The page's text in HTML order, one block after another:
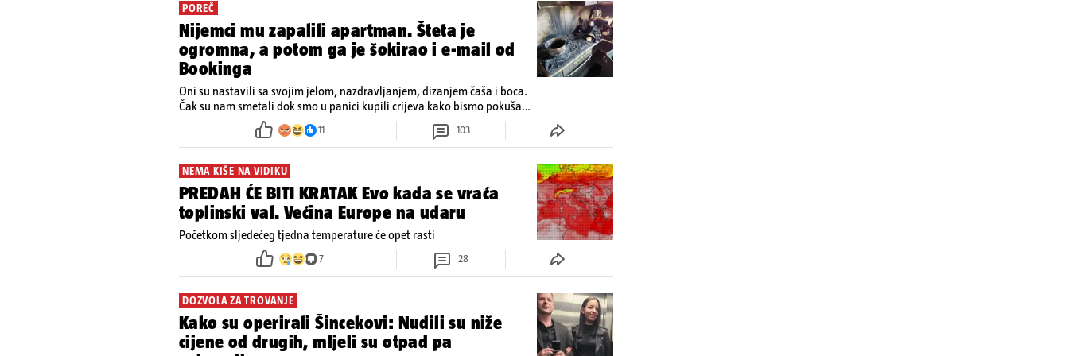
POREČ
Nijemci mu zapalili apartman. Šteta je
ogromna, a potom ga je šokirao i e-mail od
Bookinga
Oni su nastavili sa svojim jelom, nazdravljanjem, dizanjem čaša i boca.
Čak su nam smetali dok smo u panici kupili crijeva kako bismo pokušali
ugasiti požar, rekao je vlasnik
11 103
NEMA KIŠE NA VIDIKU
PREDAH ĆE BITI KRATAK Evo kada se vraća
toplinski val. Većina Europe na udaru
Početkom sljedećeg tjedna temperature će opet rasti
7 28
DOZVOLA ZA TROVANJE
Kako su operirali Šincekovi: Nudili su niže
cijene od drugih, mljeli su otpad pa